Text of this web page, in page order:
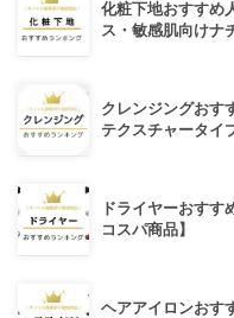
化粧下地おすすめ
ス・敏感肌向けナ
クレンジングおす
テクスチャータイ
ドライヤーおすす
コスパ商品】
ヘアアイロンおす